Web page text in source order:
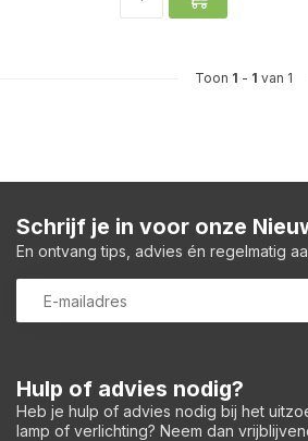
Toon 1 - 1 van 1
Hulp of advies nodig?
Heb je hulp of advies nodig bij het
lamp of verlichting? Neem dan
Schrijf je in voor onze
En ontvang tips, advies én regelmatig